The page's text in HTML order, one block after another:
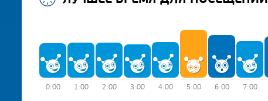
0:00 1:00 2:00 3:00 4:00 5:00 6:00 7:00